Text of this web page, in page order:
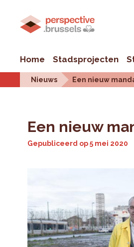
Home Stadsprojecten
Nieuws Een nieuw
Een nieuw
Gepubliceerd op5 mei 2020